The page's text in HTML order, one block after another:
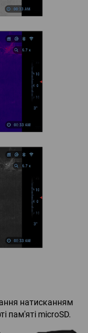
натисканням
пам'яті microSD.